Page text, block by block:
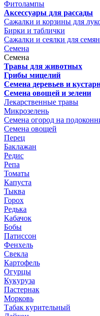
Фитолампы
Аксессуары для рассады
Сажалки и корзины для
Бирки и таблички
Сажалки и сеялки для семян
Семена
Семена
Травы для животных
Грибы мицелий
Семена деревьев и
Семена овощей и зелени
Лекарственные травы
Микрозелень
Семена огород на
Семена овощей
Перец
Баклажан
Редис
Репа
Томаты
Капуста
Тыква
Горох
Редька
Кабачок
Бобы
Патиссон
Фенхель
Свекла
Картофель
Огурцы
Кукуруза
Пастернак
Морковь
Табак курительный